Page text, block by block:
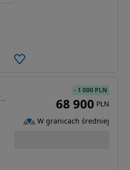
1999 cm3 • 250 KM • 2,0 D 250 KM 4x4 Automat GWARANCJA Zamiana Zarejestrowany
- 1 000 PLN
68 900 PLN
W granicach średniej